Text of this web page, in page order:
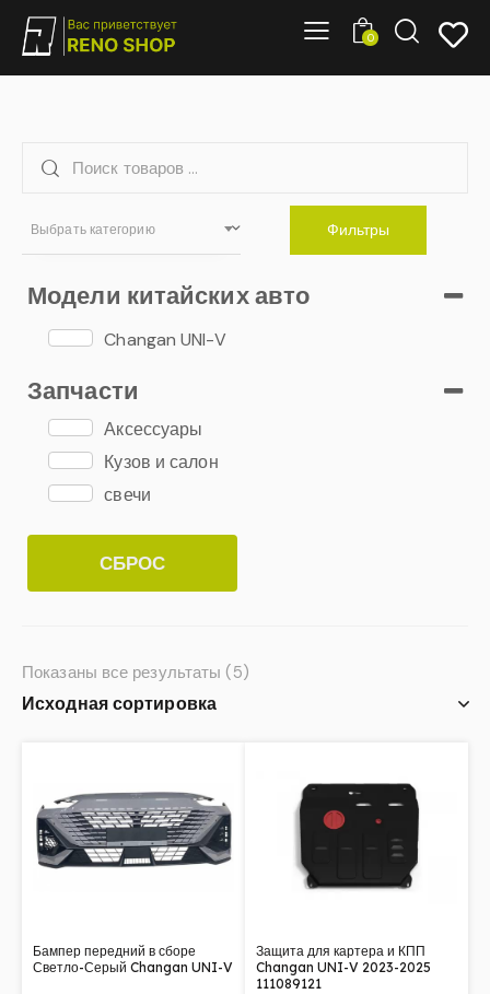
0
Выбрать категорию Фильтры
Модели китайских авто
Changan UNI-V
Запчасти
Аксессуары
Кузов и салон
свечи
СБРОС
Показаны все результаты (5)
Бампер передний в сборе
Светло-Серый Changan UNI-V
Защита для картера и КПП
Changan UNI-V 2023-2025
111089121